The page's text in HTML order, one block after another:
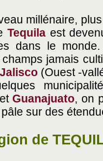
millénaire,
Tequilaest
dans le
jamais
Jalisco(Ouest -
Guanajuato, on
sur des
de